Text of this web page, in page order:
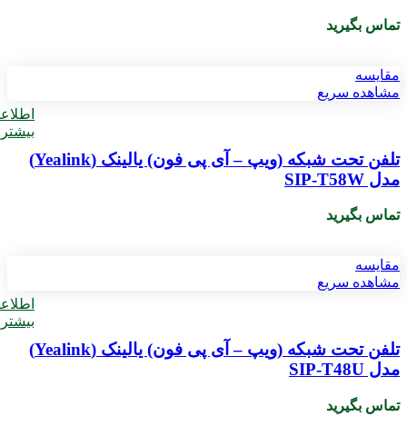
تماس بگیرید
مقایسه
مشاهده سریع
بیشتر
تلفن تحت شبکه (ویپ – آی پی فون) یالینک (Yealink)
مدل SIP-T58W
تماس بگیرید
مقایسه
مشاهده سریع
بیشتر
تلفن تحت شبکه (ویپ – آی پی فون) یالینک (Yealink)
مدل SIP-T48U
تماس بگیرید